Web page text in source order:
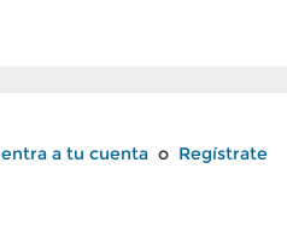
entra a tu cuenta o Regístrate